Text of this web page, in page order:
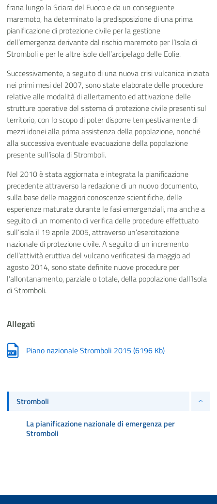
frana lungo la Sciara del Fuoco e da un conseguente
maremoto, ha determinato la predisposizione di una prima
pianificazione di protezione civile per la gestione
dell’emergenza derivante dal rischio maremoto per l’Isola di
Stromboli e per le altre isole dell’arcipelago delle Eolie.
Successivamente, a seguito di una nuova crisi vulcanica iniziata
nei primi mesi del 2007, sono state elaborate delle procedure
relative alle modalità di allertamento ed attivazione delle
strutture operative del sistema di protezione civile presenti sul
territorio, con lo scopo di poter disporre tempestivamente di
mezzi idonei alla prima assistenza della popolazione, nonché
alla successiva eventuale evacuazione della popolazione
presente sull’isola di Stromboli.
Nel 2010 è stata aggiornata e integrata la pianificazione
precedente attraverso la redazione di un nuovo documento,
sulla base delle maggiori conoscenze scientifiche, delle
esperienze maturate durante le fasi emergenziali, ma anche a
seguito di un momento di verifica delle procedure effettuato
sull’isola il 19 aprile 2005, attraverso un’esercitazione
nazionale di protezione civile. A seguito di un incremento
dell’attività eruttiva del vulcano verificatesi da maggio ad
agosto 2014, sono state definite nuove procedure per
l’allontanamento, parziale o totale, della popolazione dall’Isola
di Stromboli.
Allegati
Piano nazionale Stromboli 2015 (6196 Kb)
Stromboli
La pianificazione nazionale di emergenza per
Stromboli